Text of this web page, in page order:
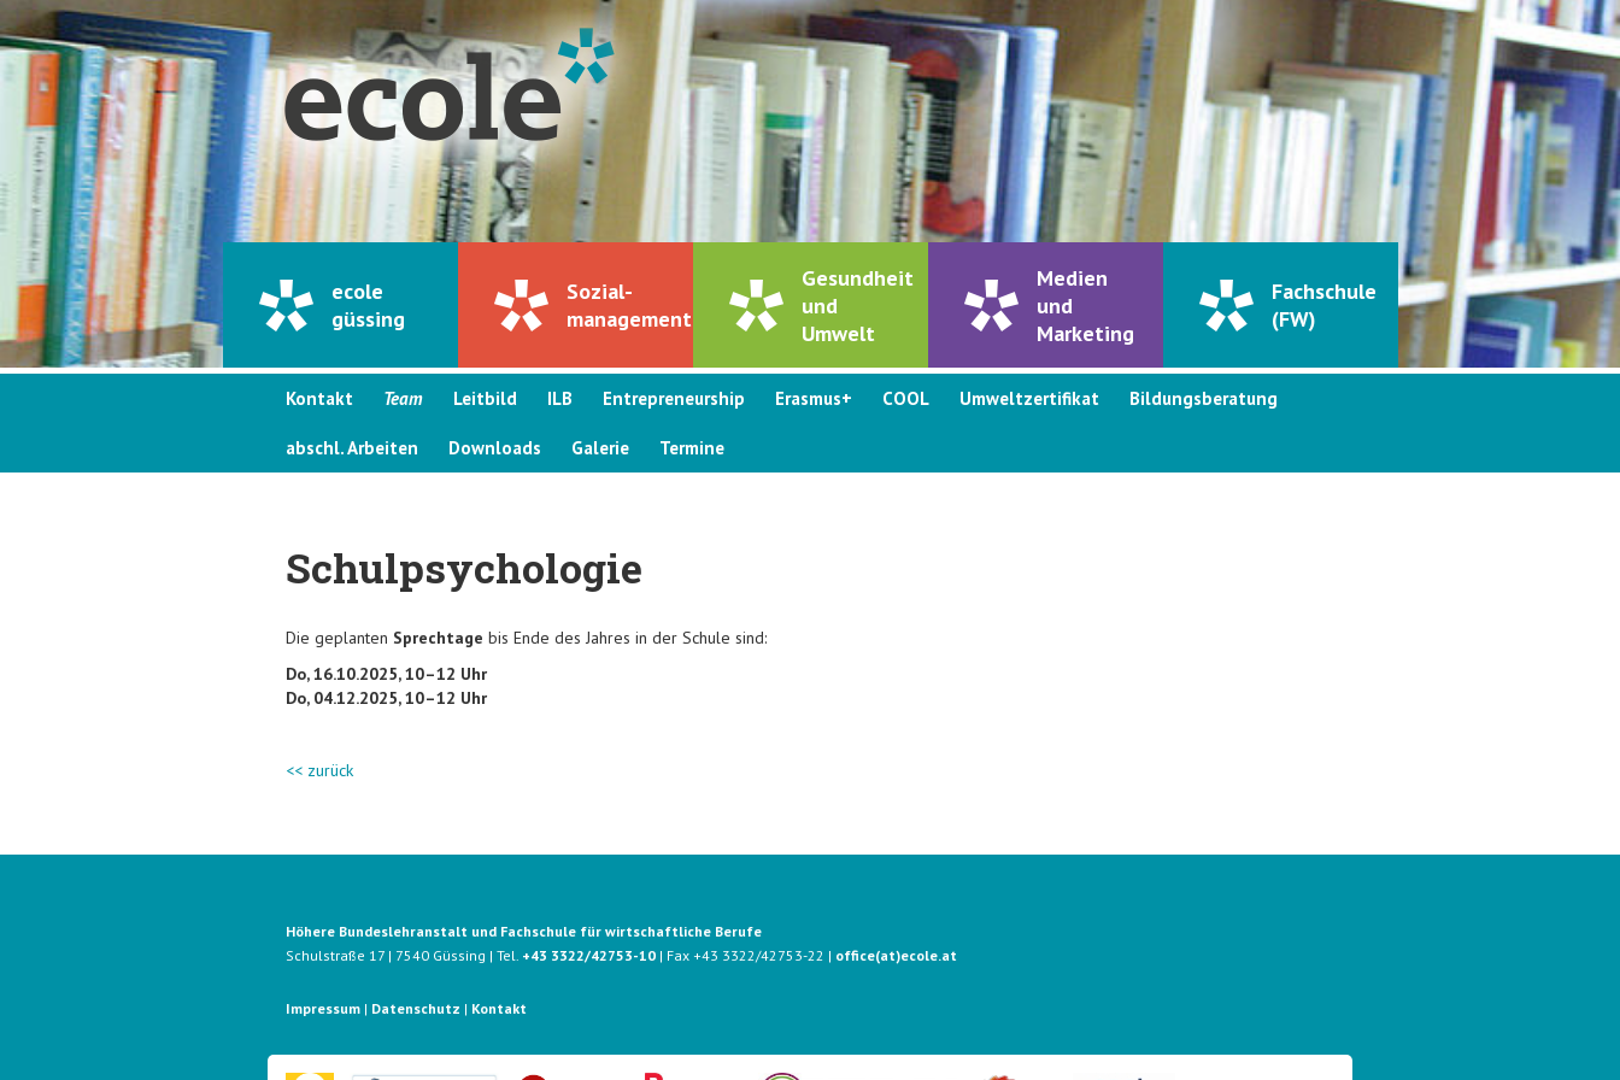
ecole
güssing
Sozial-
management
Gesundheit
und
Umwelt
Medien
und
Marketing
Fachschule
(FW)
Kontakt Team Leitbild ILB Entrepreneurship Erasmus+ COOL Umweltzertifikat Bildungsberatung
abschl. Arbeiten Downloads Galerie Termine
Schulpsychologie
Die geplanten Sprechtage bis Ende des Jahres in der Schule sind:
Do, 16.10.2025, 10–12 Uhr
Do, 04.12.2025, 10–12 Uhr
<< zurück
Höhere Bundeslehranstalt und Fachschule für wirtschaftliche Berufe
Schulstraße 17 | 7540 Güssing | Tel. +43 3322/42753-10 | Fax +43 3322/42753-22 | office(at)ecole.at
Impressum | Datenschutz | Kontakt